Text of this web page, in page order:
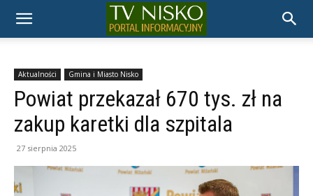
TELEWIZJA
NISKO
Aktualności Gmina i Miasto Nisko
Powiat przekazał 670 tys. zł na
zakup karetki dla szpitala
27 sierpnia 2025